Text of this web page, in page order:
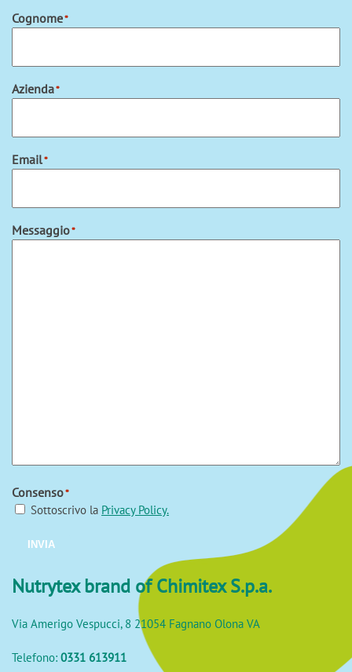
Cognome*
Azienda*
Email*
Messaggio*
Consenso*
Sottoscrivo la Privacy Policy.
INVIA
Nutrytex brand of Chimitex S.p.a.
Via Amerigo Vespucci, 8 21054 Fagnano Olona VA
Telefono: 0331 613911